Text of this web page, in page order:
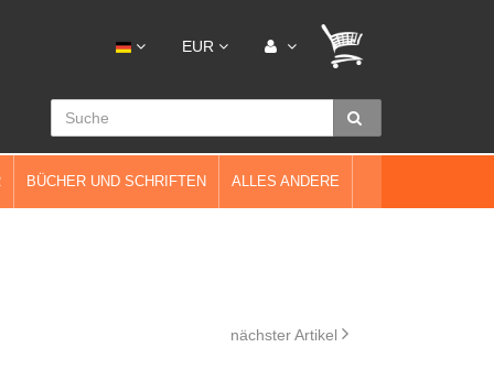
EUR
BÜCHER UND SCHRIFTEN ALLES ANDERE
nächster Artikel